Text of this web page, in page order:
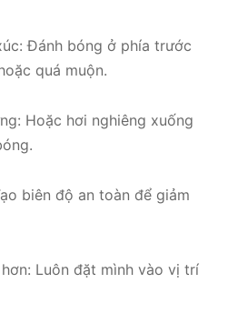
Đánh bóng ở phía trước
quá muộn.
Hoặc hơi nghiêng xuống
biên độ an toàn để giảm
Luôn đặt mình vào vị trí